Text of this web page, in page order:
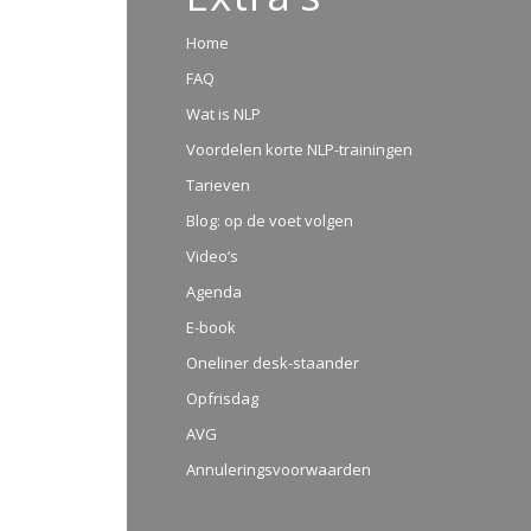
Home
FAQ
Wat is NLP
Voordelen korte NLP-trainingen
Tarieven
Blog: op de voet volgen
Video’s
Agenda
E-book
Oneliner desk-staander
Opfrisdag
AVG
Annuleringsvoorwaarden